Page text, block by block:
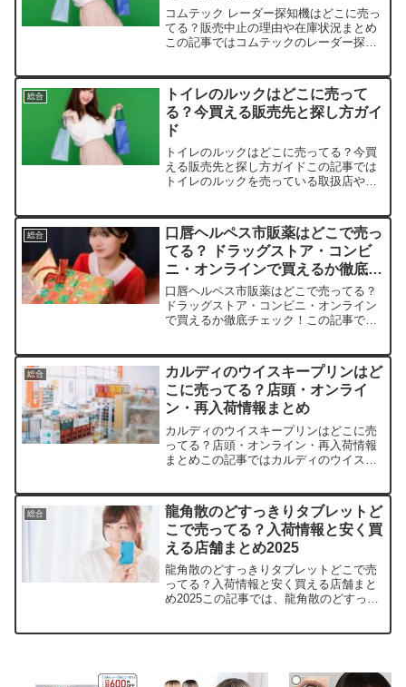
コムテック レーダー探知機はどこに売っ
てる？販売中止の理由や在庫状況まとめ
この記事ではコムテックのレーダー探知
ます。まず知っておきたい：なぜコムテ
ックの販売が“中止”に？...
総合
トイレのルックはどこに売って
る？今買える販売先と探し方ガイ
ド
トイレのルックはどこに売ってる？今買
える販売先と探し方ガイドこの記事では
トイレのルックを売っている取扱店や、
備考楽天市場約280〜400円◎豊富まとめ
買いがお得Amaz...
総合
口唇ヘルペス市販薬はどこで売っ
てる？ ドラッグストア・コンビ
ニ・オンラインで買えるか徹底チ
ェック！
口唇ヘルペス市販薬はどこで売ってる？
ドラッグストア・コンビニ・オンライン
で買えるか徹底チェック！この記事では
紹介します。店舗商品例平均価格（税
込）特徴楽天市場アラセナ...
総合
カルディのウイスキープリンはど
こに売ってる？店頭・オンライ
ン・再入荷情報まとめ
カルディのウイスキープリンはどこに売
ってる？店頭・オンライン・再入荷情報
まとめこの記事ではカルディのウイスキ
介します。カルディ実店舗でウイスキー
プリンが買える場所・時間...
総合
龍角散のどすっきりタブレットど
こで売ってる？入荷情報と安く買
える店舗まとめ2025
龍角散のどすっきりタブレットどこで売
ってる？入荷情報と安く買える店舗まと
め2025この記事では、龍角散のどすっき